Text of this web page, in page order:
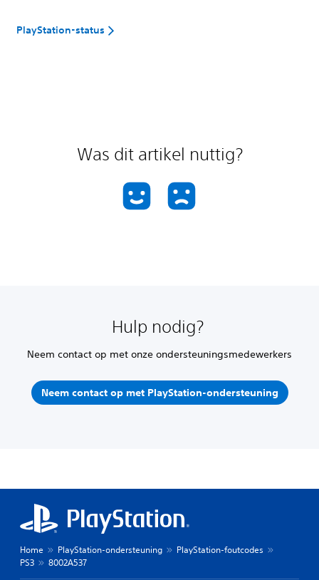
PlayStation-status
Was dit artikel nuttig?
Hulp nodig?
Neem contact op met onze ondersteuningsmedewerkers
Neem contact op met PlayStation-ondersteuning
Home PlayStation-ondersteuning
PlayStation-foutcodes
PS3
8002A537